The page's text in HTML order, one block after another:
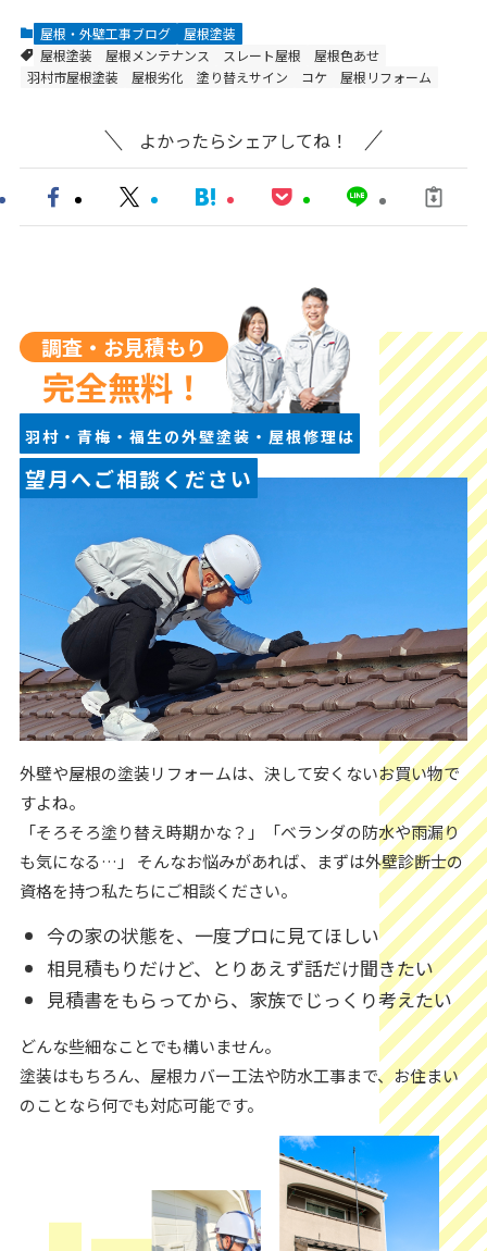
屋根・外壁工事ブログ
屋根塗装
屋根塗装
屋根メンテナンス スレート屋根
屋根色あせ
羽村市屋根塗装
屋根劣化 塗り替えサイン コケ 屋根リフォーム
よかったらシェアしてね！
調査・お見積もり
完全無料！
羽村・青梅・福生の外壁塗装・屋根修理は
望月へご相談ください
外壁や屋根の塗装リフォームは、決して安くないお買い物で
すよね。
「そろそろ塗り替え時期かな？」「ベランダの防水や雨漏り
も気になる…」 そんなお悩みがあれば、まずは外壁診断士の
資格を持つ私たちにご相談ください。
今の家の状態を、一度プロに見てほしい
相見積もりだけど、とりあえず話だけ聞きたい
見積書をもらってから、家族でじっくり考えたい
どんな些細なことでも構いません。
塗装はもちろん、屋根カバー工法や防水工事まで、お住まい
のことなら何でも対応可能です。